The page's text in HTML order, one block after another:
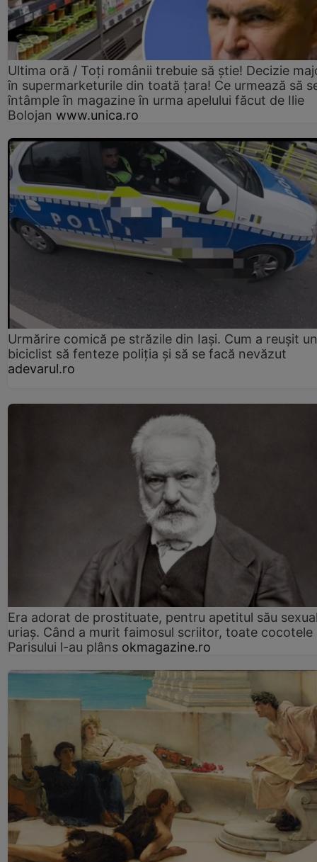
Ultima oră / Toți românii trebuie să știe! Decizie
în supermarketurile din toată țara! Ce urmează să
întâmple în magazine în urma apelului făcut de Ilie
Bolojan www.unica.ro
Urmărire comică pe străzile din Iași. Cum a reușit un
biciclist să fenteze poliția și să se facă nevăzut
adevarul.ro
Era adorat de prostituate, pentru apetitul său
uriaș. Când a murit faimosul scriitor, toate cocotele
Parisului l-au plâns okmagazine.ro